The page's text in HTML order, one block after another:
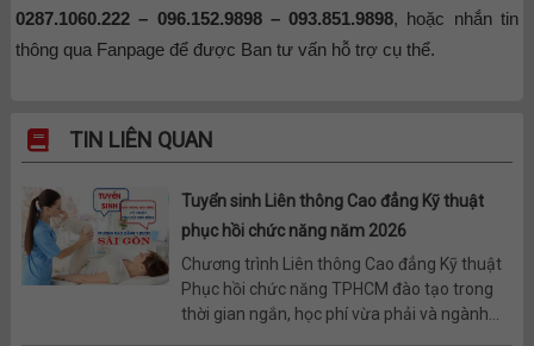
0287.1060.222 – 096.152.9898 – 093.851.9898, hoặc nhắn tin
thông qua Fanpage để được Ban tư vấn hỗ trợ cụ thể.
TIN LIÊN QUAN
Tuyển sinh Liên thông Cao đẳng Kỹ thuật
phục hồi chức năng năm 2026
Chương trình Liên thông Cao đẳng Kỹ thuật
Phục hồi chức năng TPHCM đào tạo trong
thời gian ngắn, học phí vừa phải và ngành...